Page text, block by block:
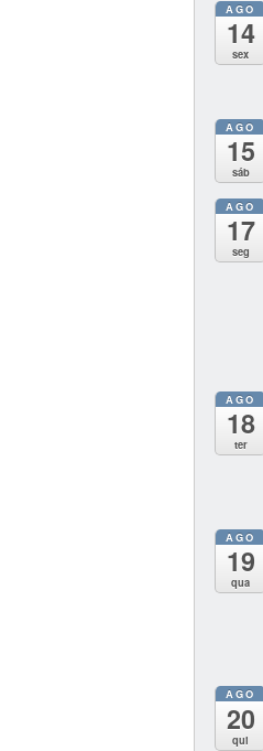
AGO
14
sex
AGO
15
sáb
AGO
17
seg
AGO
18
ter
AGO
19
qua
AGO
20
qui